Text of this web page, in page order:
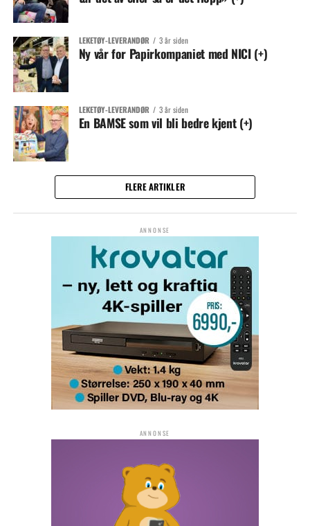
LEKETØY-LEVERANDØR 3 år siden
Ny vår for Papirkompaniet med NICI (+)
LEKETØY-LEVERANDØR 3 år siden
En BAMSE som vil bli bedre kjent (+)
FLERE ARTIKLER
ANNONSE
ANNONSE